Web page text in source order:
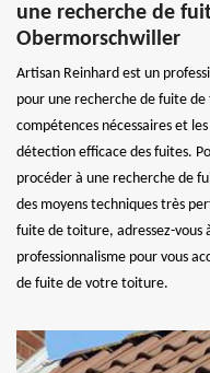
une recherche de
Obermorschwiller
Artisan Reinhard est un
pour une recherche de fuite
compétences nécessaires et
détection efficace des fuites.
procéder à une recherche de
des moyens techniques très
fuite de toiture, adressez-vous
professionnalisme pour vous
de fuite de votre toiture.